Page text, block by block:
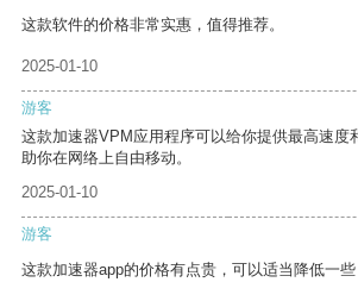
这款软件的价格非常实惠，值得推荐。
2025-01-10
游客
这款加速器VPM应用程序可以给你提供最高速度
助你在网络上自由移动。
2025-01-10
游客
这款加速器app的价格有点贵，可以适当降低一些